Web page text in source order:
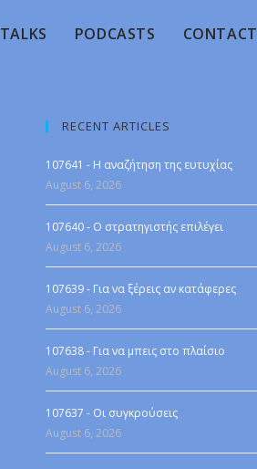
TALKS PODCASTS CONTACT
RECENT ARTICLES
107641 - Η αναζήτηση της ευτυχίας
August 6, 2026
107640 - Ο στρατηγιστής επιλέγει
August 6, 2026
107639 - Για να ξέρεις αν κατάφερες
August 6, 2026
107638 - Για να μπεις στο πλαίσιο
August 6, 2026
107637 - Οι συγκρούσεις
August 6, 2026